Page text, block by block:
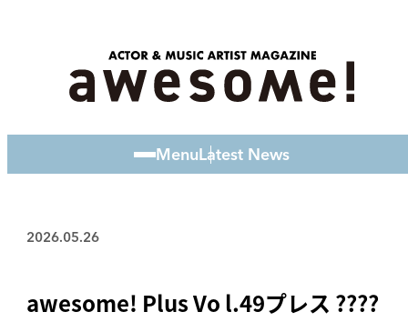
MenuLatest News
2026.05.26
awesome! Plus Vo l.49プレス ????